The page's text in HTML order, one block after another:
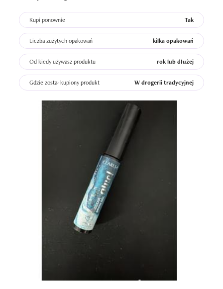
Kupi ponownie Tak
Liczba zużytych opakowań kilka opakowań
Od kiedy używasz produktu rok lub dłużej
Gdzie został kupiony produkt W drogerii tradycyjnej